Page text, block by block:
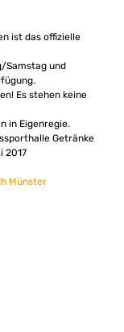
ist das offizielle
Samstag und
Es stehen keine
in Eigenregie.
Getränke
2017
Münster